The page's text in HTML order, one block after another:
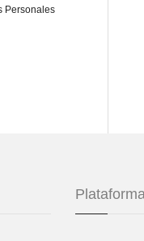
Personales